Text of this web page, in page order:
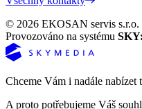
© 2026 EKOSAN servis s.r.o.
Provozováno na systému
Chceme Vám i nadále nabízet
A proto potřebujeme Váš